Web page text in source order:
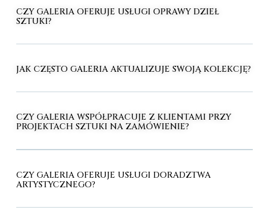
CZY GALERIA OFERUJE USŁUGI OPRAWY DZIEŁ
SZTUKI?
JAK CZĘSTO GALERIA AKTUALIZUJE SWOJĄ KOLEKCJĘ?
CZY GALERIA WSPÓŁPRACUJE Z KLIENTAMI PRZY
PROJEKTACH SZTUKI NA ZAMÓWIENIE?
CZY GALERIA OFERUJE USŁUGI DORADZTWA
ARTYSTYCZNEGO?